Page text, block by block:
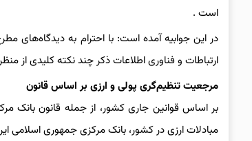
است .
در این جوابیه آمده است: با احترام به دیدگاه‌های
ارتباطات و فناوری اطلاعات ذکر چند نکته کلیدی از
مرجعیت تنظیم‌گری پولی و ارزی بر اساس قانون
بر اساس قوانین جاری کشور، از جمله قانون بانک
مبادلات ارزی در کشور، بانک مرکزی جمهوری اسلامی